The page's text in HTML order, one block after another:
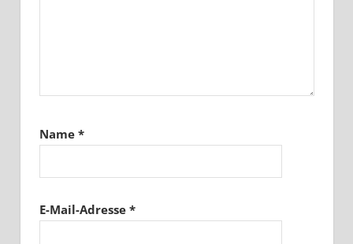
Name *
E-Mail-Adresse *